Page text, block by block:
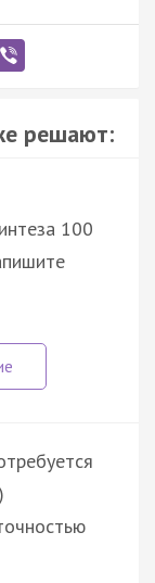
решают:
100